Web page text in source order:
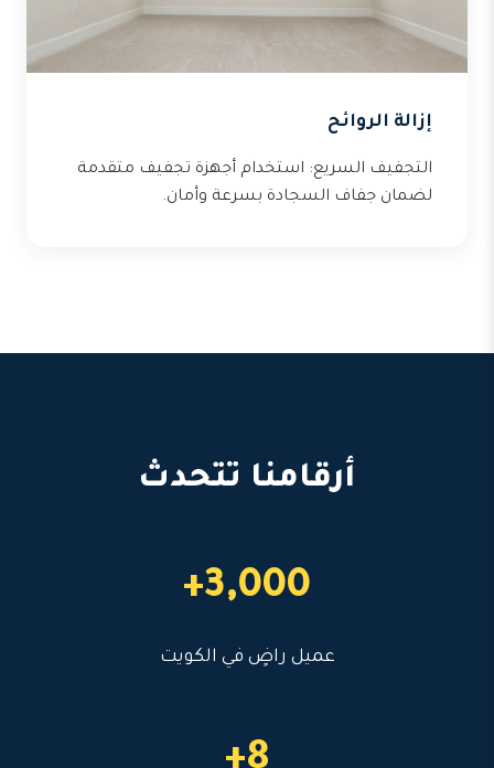
إزالة الروائح
التجفيف السريع: استخدام أجهزة تجفيف متقدمة
لضمان جفاف السجادة بسرعة وأمان.
أرقامنا تتحدث
3,000+
عميل راضٍ في الكويت